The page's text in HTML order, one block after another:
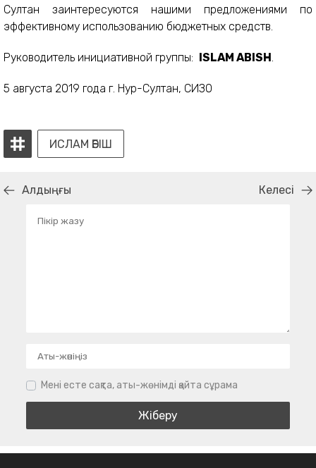
Султан заинтересуются нашими предложениями по
эффективному использованию бюджетных средств.
Руководитель инициативной группы: ISLAM ABISH.
5 августа 2019 года г. Нур-Султан, СИЗО
ИСЛАМ ӘБІШ
Алдыңғы Келесі
Мені есте сақта, аты-жөнімді қайта сұрама